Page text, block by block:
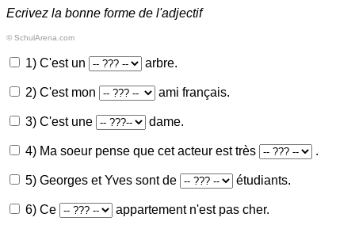
Ecrivez la bonne forme de l'adjectif
© SchulArena.com
1) C'est un arbre.
2) C'est mon ami français.
3) C'est une dame.
4) Ma soeur pense que cet acteur est très .
5) Georges et Yves sont de étudiants.
6) Ce appartement n'est pas cher.